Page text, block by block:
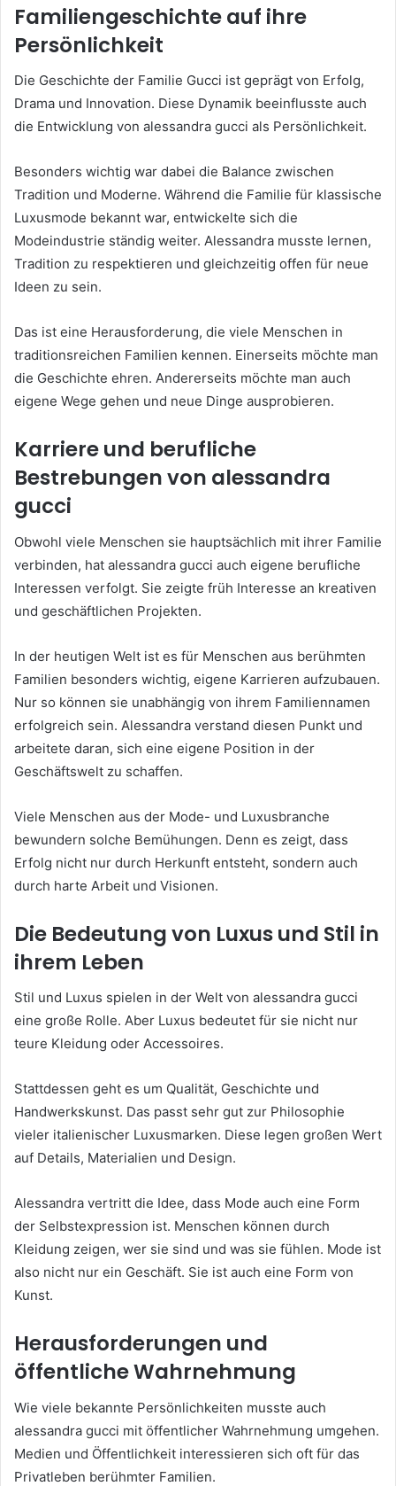
Familiengeschichte auf ihre
Persönlichkeit
Die Geschichte der Familie Gucci ist geprägt von Erfolg,
Drama und Innovation. Diese Dynamik beeinflusste auch
die Entwicklung von alessandra gucci als Persönlichkeit.
Besonders wichtig war dabei die Balance zwischen
Tradition und Moderne. Während die Familie für klassische
Luxusmode bekannt war, entwickelte sich die
Modeindustrie ständig weiter. Alessandra musste lernen,
Tradition zu respektieren und gleichzeitig offen für neue
Ideen zu sein.
Das ist eine Herausforderung, die viele Menschen in
traditionsreichen Familien kennen. Einerseits möchte man
die Geschichte ehren. Andererseits möchte man auch
eigene Wege gehen und neue Dinge ausprobieren.
Karriere und berufliche
Bestrebungen von alessandra
gucci
Obwohl viele Menschen sie hauptsächlich mit ihrer Familie
verbinden, hat alessandra gucci auch eigene berufliche
Interessen verfolgt. Sie zeigte früh Interesse an kreativen
und geschäftlichen Projekten.
In der heutigen Welt ist es für Menschen aus berühmten
Familien besonders wichtig, eigene Karrieren aufzubauen.
Nur so können sie unabhängig von ihrem Familiennamen
erfolgreich sein. Alessandra verstand diesen Punkt und
arbeitete daran, sich eine eigene Position in der
Geschäftswelt zu schaffen.
Viele Menschen aus der Mode- und Luxusbranche
bewundern solche Bemühungen. Denn es zeigt, dass
Erfolg nicht nur durch Herkunft entsteht, sondern auch
durch harte Arbeit und Visionen.
Die Bedeutung von Luxus und Stil in
ihrem Leben
Stil und Luxus spielen in der Welt von alessandra gucci
eine große Rolle. Aber Luxus bedeutet für sie nicht nur
teure Kleidung oder Accessoires.
Stattdessen geht es um Qualität, Geschichte und
Handwerkskunst. Das passt sehr gut zur Philosophie
vieler italienischer Luxusmarken. Diese legen großen Wert
auf Details, Materialien und Design.
Alessandra vertritt die Idee, dass Mode auch eine Form
der Selbstexpression ist. Menschen können durch
Kleidung zeigen, wer sie sind und was sie fühlen. Mode ist
also nicht nur ein Geschäft. Sie ist auch eine Form von
Kunst.
Herausforderungen und
öffentliche Wahrnehmung
Wie viele bekannte Persönlichkeiten musste auch
alessandra gucci mit öffentlicher Wahrnehmung umgehen.
Medien und Öffentlichkeit interessieren sich oft für das
Privatleben berühmter Familien.